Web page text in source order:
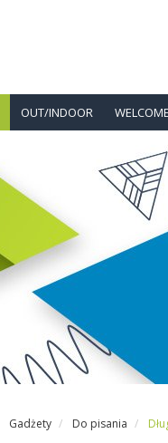
OUT/INDOOR
Gadżety Do pisania